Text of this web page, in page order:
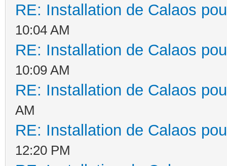
RE: Installation de Calaos
10:04 AM
RE: Installation de Calaos
10:09 AM
RE: Installation de Calaos
AM
RE: Installation de Calaos
12:20 PM